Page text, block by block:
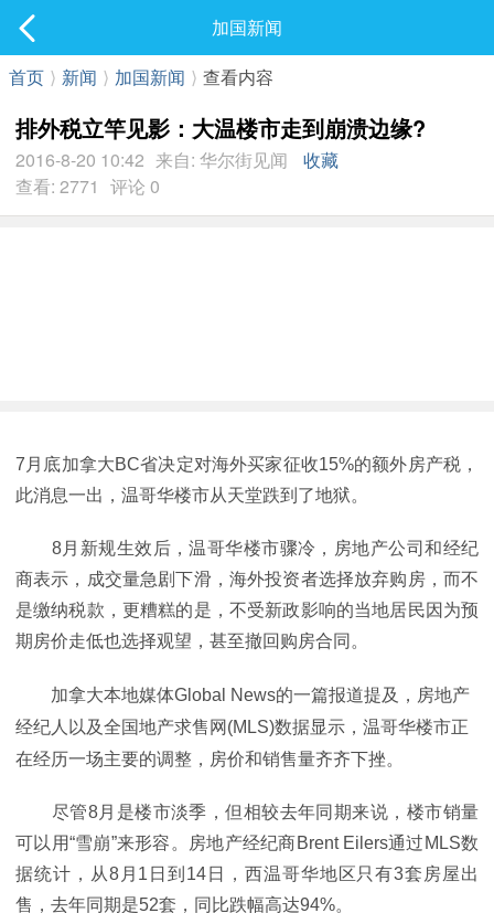
最新发表
加国新闻
首页 ⟩ 新闻 ⟩ 加国新闻 ⟩ 查看内容
排外税立竿见影：大温楼市走到崩溃边缘?
2016-8-20 10:42 来自: 华尔街见闻
收藏
查看: 2771 评论 0
7月底加拿大BC省决定对海外买家征收15%的额外房产税，
此消息一出，温哥华楼市从天堂跌到了地狱。
8月新规生效后，温哥华楼市骤冷，房地产公司和经纪
商表示，成交量急剧下滑，海外投资者选择放弃购房，而不
是缴纳税款，更糟糕的是，不受新政影响的当地居民因为预
期房价走低也选择观望，甚至撤回购房合同。
加拿大本地媒体Global News的一篇报道提及，房地产
经纪人以及全国地产求售网(MLS)数据显示，温哥华楼市正
在经历一场主要的调整，房价和销售量齐齐下挫。
尽管8月是楼市淡季，但相较去年同期来说，楼市销量
可以用“雪崩”来形容。房地产经纪商Brent Eilers通过MLS数
据统计，从8月1日到14日，西温哥华地区只有3套房屋出
售，去年同期是52套，同比跌幅高达94%。